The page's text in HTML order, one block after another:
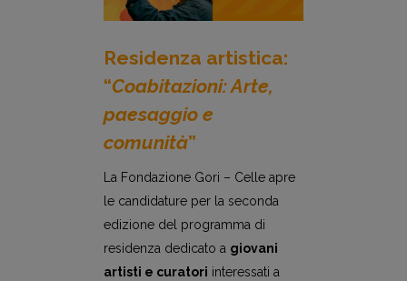
Residenza artistica:
“Coabitazioni: Arte,
paesaggio e
comunità”
La Fondazione Gori – Celle apre
le candidature per la seconda
edizione del programma di
residenza dedicato a giovani
artisti e curatori interessati a